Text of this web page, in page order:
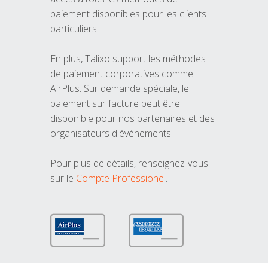
paiement disponibles pour les clients
particuliers.
En plus, Talixo support les méthodes
de paiement corporatives comme
AirPlus. Sur demande spéciale, le
paiement sur facture peut être
disponible pour nos partenaires et des
organisateurs d'événements.
Pour plus de détails, renseignez-vous
sur le Compte Professionel.